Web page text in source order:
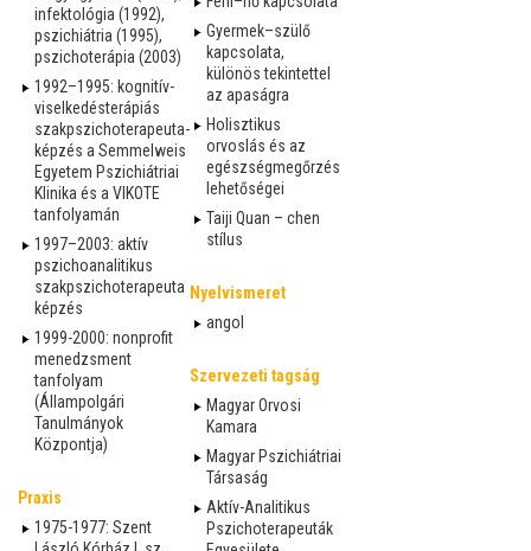
infektológia (1992),
pszichiátria (1995),
pszichoterápia (2003)
1992–1995: kognitív-
viselkedésterápiás
szakpszichoterapeuta-
képzés a Semmelweis
Egyetem Pszichiátriai
Klinika és a VIKOTE
tanfolyamán
1997–2003: aktív
pszichoanalitikus
szakpszichoterapeuta
képzés
1999-2000: nonprofit
menedzsment
tanfolyam
(Állampolgári
Tanulmányok
Központja)
Praxis
1975-1977: Szent
Gyermek–szülő
kapcsolata,
különös tekintettel
az apaságra
Holisztikus
orvoslás és az
egészségmegőrzés
lehetőségei
Taiji Quan – chen
stílus
Nyelvismeret
angol
Szervezeti tagság
Magyar Orvosi
Kamara
Magyar Pszichiátriai
Társaság
Aktív-Analitikus
Pszichoterapeuták